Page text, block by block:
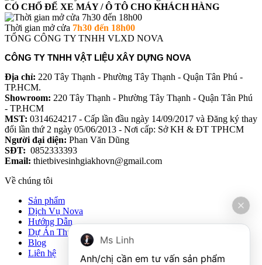
CÓ CHỐ ĐỂ XE MÁY / Ô TÔ CHO KHÁCH HÀNG
Thời gian mở cửa 7h30 đến 18h00
TỔNG CÔNG TY TNHH VLXD NOVA
CÔNG TY TNHH VẬT LIỆU XÂY DỰNG NOVA
Địa chỉ: 220 Tây Thạnh - Phường Tây Thạnh - Quận Tân Phú -
TP.HCM.
Showroom: 220 Tây Thạnh - Phường Tây Thạnh - Quận Tân Phú
- TP.HCM
MST: 0314624217 - Cấp lần đầu ngày 14/09/2017 và Đăng ký thay
đổi lần thứ 2 ngày 05/06/2013 - Nơi cấp: Sở KH & ĐT TPHCM
Người đại diện: Phan Văn Dũng
SĐT: 0852333393
Email: thietbivesinhgiakhovn@gmail.com
Về chúng tôi
Sản phẩm
Dịch Vụ Nova
Hướng Dẫn
Dự Án Thực Tế
Blog
Liên hệ
Ms Linh
Anh/chị cần em tư vấn sản phẩm